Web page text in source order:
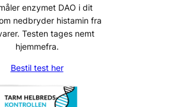
enzymet DAO i dit
nedbryder histamin fra
Testen tages nemt
hjemmefra.
Bestil test her